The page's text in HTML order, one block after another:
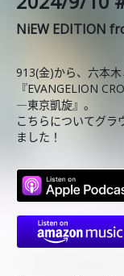
NiEW EDITION
913(金)から、六本木
『EVANGELION
―東京凱旋』。
こちらについてグラ
ました！